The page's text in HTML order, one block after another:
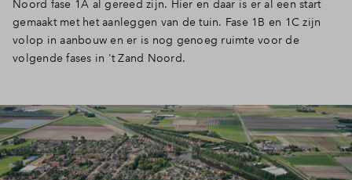
Inloggen
Noord fase 1A al gereed zijn. Hier en daar is er al een start
gemaakt met het aanleggen van de tuin. Fase 1B en 1C zijn
volop in aanbouw en er is nog genoeg ruimte voor de
volgende fases in 't Zand Noord.